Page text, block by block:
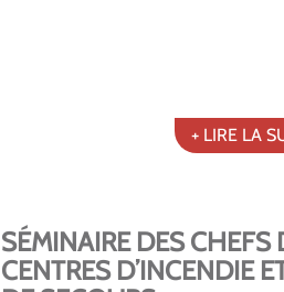
+ LIRE LA
SÉMINAIRE DES CHEFS
CENTRES D’INCENDIE